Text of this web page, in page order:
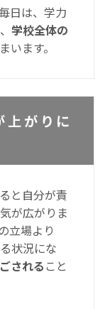
日は、学力
学校全体の
います。
上がりに
と自分が責
が広がりま
立場より
状況にな
される こと